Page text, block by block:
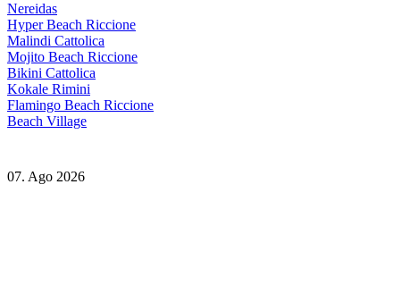
Nereidas
Hyper Beach Riccione
Malindi Cattolica
Mojito Beach Riccione
Bikini Cattolica
Kokale Rimini
Flamingo Beach Riccione
Beach Village
07. Ago 2026